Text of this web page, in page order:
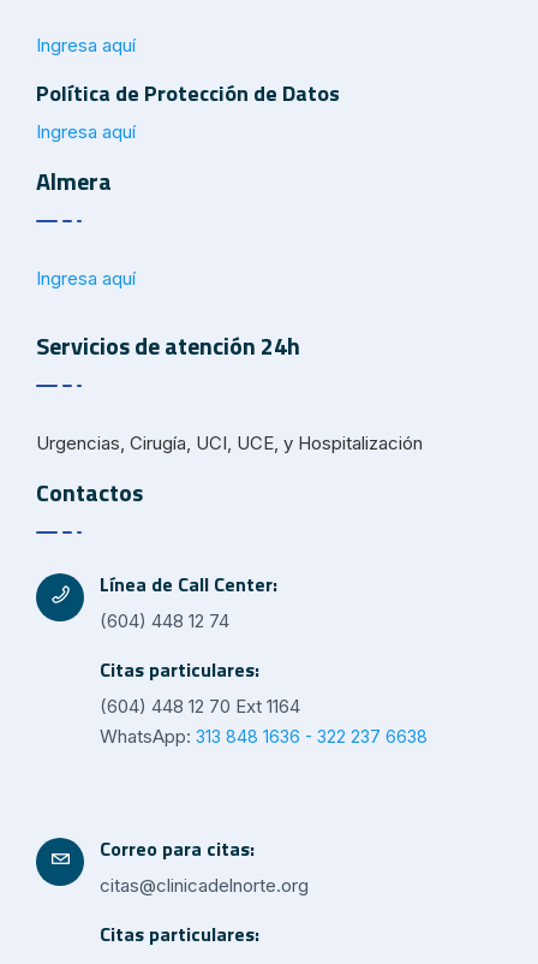
Ingresa aquí
Política de Protección de Datos
Ingresa aquí
Almera
Ingresa aquí
Servicios de atención 24h
Urgencias, Cirugía, UCI, UCE, y Hospitalización
Contactos
Línea de Call Center:
(604) 448 12 74
Citas particulares:
(604) 448 12 70 Ext 1164
WhatsApp: 313 848 1636 - 322 237 6638
Correo para citas:
citas@clinicadelnorte.org
Citas particulares: